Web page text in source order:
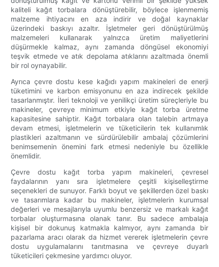
kaliteli kağıt torbalara dönüştürebilir, böylece işlenmemiş
malzeme ihtiyacını en aza indirir ve doğal kaynaklar
üzerindeki baskıyı azaltır. İşletmeler geri dönüştürülmüş
malzemeleri kullanarak yalnızca üretim maliyetlerini
düşürmekle kalmaz, aynı zamanda döngüsel ekonomiyi
teşvik etmede ve atık depolama atıklarını azaltmada önemli
bir rol oynayabilir.
Ayrıca çevre dostu kese kağıdı yapım makineleri de enerji
tüketimini ve karbon emisyonunu en aza indirecek şekilde
tasarlanmıştır. İleri teknoloji ve yenilikçi üretim süreçleriyle bu
makineler, çevreye minimum etkiyle kağıt torba üretme
kapasitesine sahiptir. Kağıt torbalara olan talebin artmaya
devam etmesi, işletmelerin ve tüketicilerin tek kullanımlık
plastikleri azaltmanın ve sürdürülebilir ambalaj çözümlerini
benimsemenin önemini fark etmesi nedeniyle bu özellikle
önemlidir.
Çevre dostu kağıt torba yapım makineleri, çevresel
faydalarının yanı sıra işletmelere çeşitli kişiselleştirme
seçenekleri de sunuyor. Farklı boyut ve şekillerden özel baskı
ve tasarımlara kadar bu makineler, işletmelerin kurumsal
değerleri ve mesajlarıyla uyumlu benzersiz ve markalı kağıt
torbalar oluşturmasına olanak tanır. Bu sadece ambalaja
kişisel bir dokunuş katmakla kalmıyor, aynı zamanda bir
pazarlama aracı olarak da hizmet vererek işletmelerin çevre
dostu uygulamalarını tanıtmasına ve çevreye duyarlı
tüketicileri çekmesine yardımcı oluyor.